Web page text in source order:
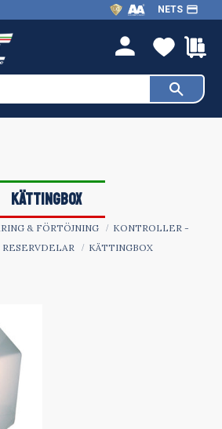
NETS payment
person
KÄTTINGBOX
& FÖRTÖJNING
KONTROLLER -
KÄTTINGBOX